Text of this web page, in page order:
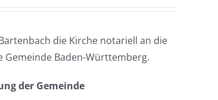
die Kirche notariell an die
Gemeinde Baden-Württemberg.
der Gemeinde